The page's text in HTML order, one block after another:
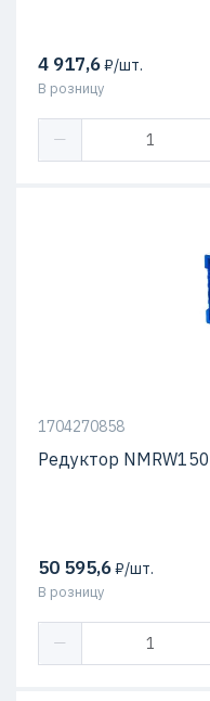
4 917,6₽/шт.
В розницу
1704270858
Редуктор
50 595,6₽/шт.
В розницу